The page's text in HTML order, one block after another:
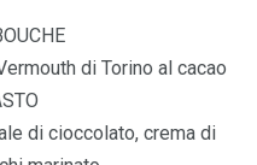
di Torino al cacao
di cioccolato, crema di